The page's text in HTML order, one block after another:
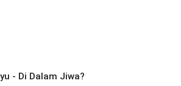
- Di Dalam Jiwa?